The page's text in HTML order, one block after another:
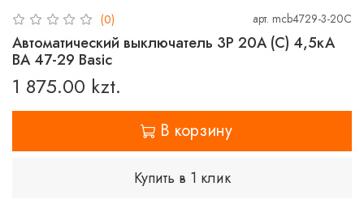
(0) арт. mcb4729-3-20C
Автоматический выключатель 3P 20А (C) 4,5кА
ВА 47-29 Basic
1 875.00 kzt.
В корзину
Купить в 1 клик